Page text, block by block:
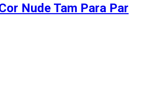
Nude Tam Para Par